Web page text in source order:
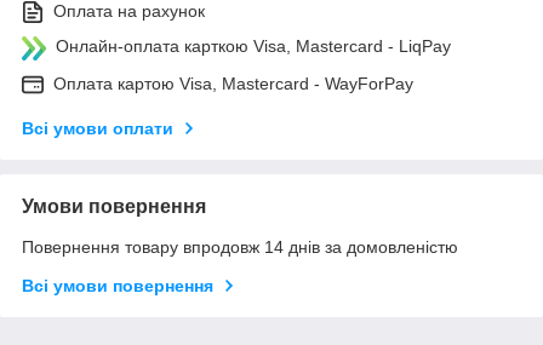
Оплата на рахунок
Онлайн-оплата карткою Visa, Mastercard - LiqPay
Оплата картою Visa, Mastercard - WayForPay
Всі умови оплати
Умови повернення
Повернення товару впродовж 14 днів за домовленістю
Всі умови повернення